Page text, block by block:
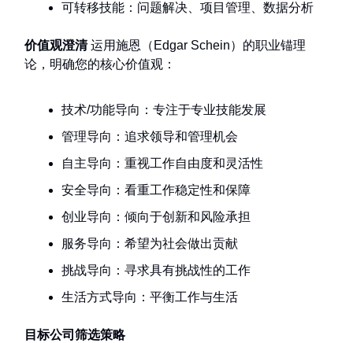
可转移技能：问题解决、项目管理、数据分析
价值观澄清运用施恩（Edgar Schein）的职业锚理
论，明确您的核心价值观：
技术/功能导向：专注于专业技能发展
管理导向：追求领导和管理机会
自主导向：重视工作自由度和灵活性
安全导向：看重工作稳定性和保障
创业导向：倾向于创新和风险承担
服务导向：希望为社会做出贡献
挑战导向：寻求具有挑战性的工作
生活方式导向：平衡工作与生活
目标公司筛选策略